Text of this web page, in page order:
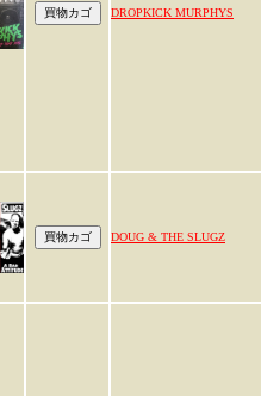
DROPKICK MURPHYS
DOUG & THE SLUGZ